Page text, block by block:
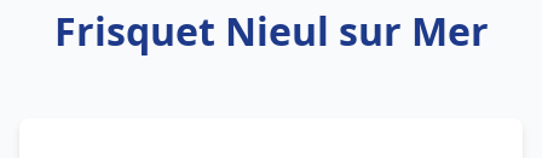
Frisquet Nieul sur Mer